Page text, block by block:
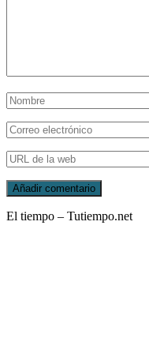
El tiempo – Tutiempo.net